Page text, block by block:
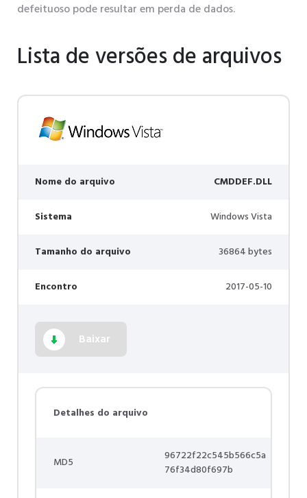
defeituoso pode resultar em perda de dados.
Lista de versões de arquivos
Nome do arquivo CMDDEF.DLL
Sistema Windows Vista
Tamanho do arquivo 36864 bytes
Encontro 2017-05-10
Baixar
Detalhes do arquivo
MD5
96722f22c545b566c5a
76f34d80f697b